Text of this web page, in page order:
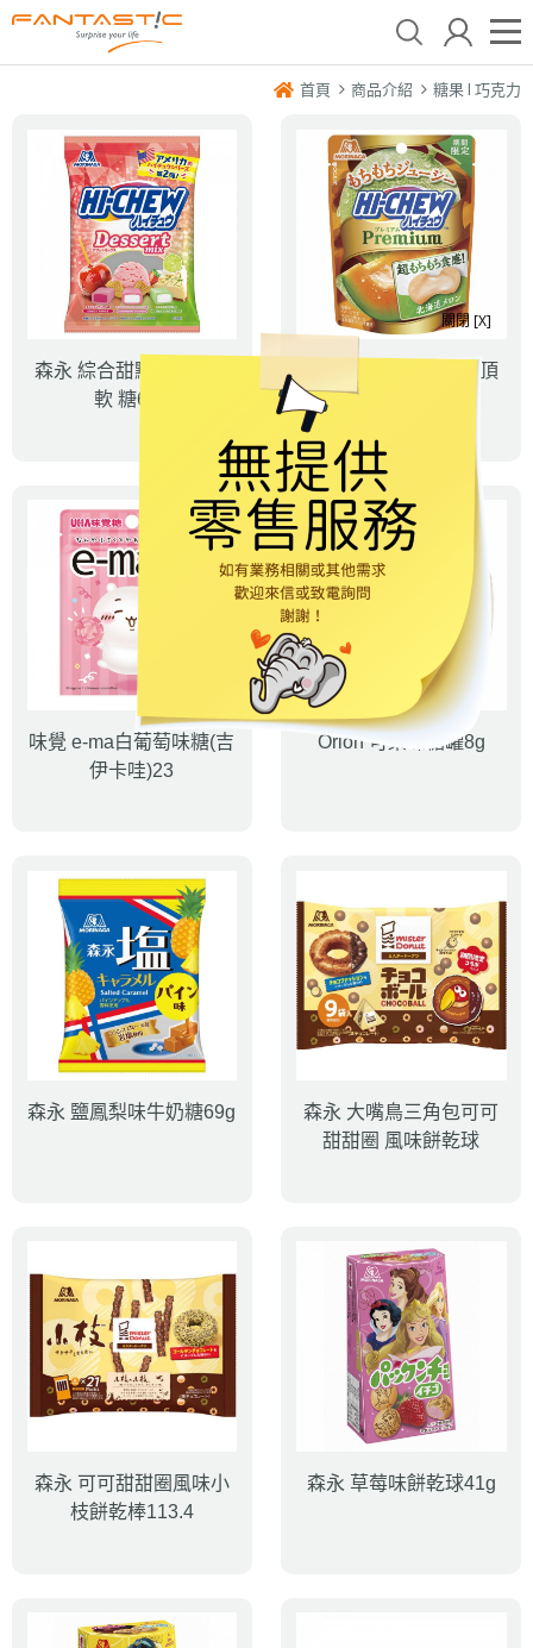
首頁 商品介紹 糖果 l 巧克力
森永 綜合甜點風味嗨啾
軟 糖68g
森永 北海道哈密瓜味頂
級嗨啾軟糖32g
味覺 e-ma白葡萄味糖(吉
伊卡哇)23
Orion 可樂味糖罐8g
森永 鹽鳳梨味牛奶糖69g
森永 大嘴鳥三角包可可
甜甜圈 風味餅乾球
森永 可可甜甜圈風味小
枝餅乾棒113.4
森永 草莓味餅乾球41g
關閉 [X]